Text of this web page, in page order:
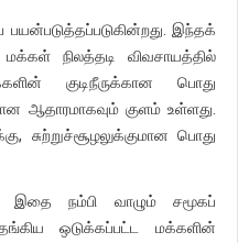
பயன்படுத்தப்படுகின்றது. இந்தக்
நிலத்தடி விவசாயத்தில்
குடிநீருக்கான பொது
ஆதாரமாகவும் குளம் உள்ளது.
சுற்றுச்சூழலுக்குமான பொது
இதை நம்பி வாழும் சமூகப்
ஒடுக்கப்பட்ட மக்களின்